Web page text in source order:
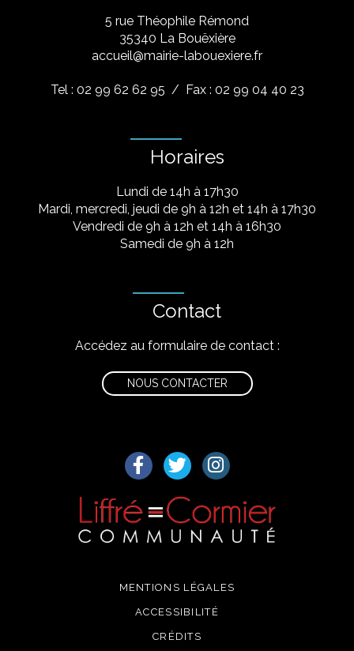
5 rue Théophile Rémond
​35340 La Bouëxière
accueil@mairie-labouexiere.fr
Tel : 02 99 62 62 95 / Fax : 02 99 04 40 23
Horaires
Lundi de 14h à 17h30
Mardi, mercredi, jeudi de 9h à 12h et 14h à 17h30
Vendredi de 9h à 12h et 14h à 16h30
Samedi de 9h à 12h
Contact
Accédez au formulaire de contact :
NOUS CONTACTER
Lien vers le compte Facebook
Lien vers le compte Twitter
Lien vers le compte
MENTIONS LÉGALES
ACCESSIBILITÉ
CRÉDITS